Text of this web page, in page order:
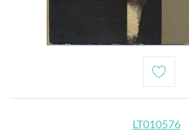
LT010576